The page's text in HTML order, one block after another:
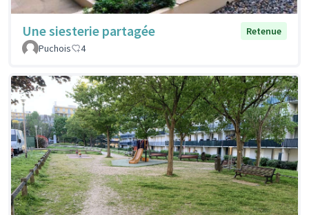
Une siesterie partagée
Retenue
Puchois
4